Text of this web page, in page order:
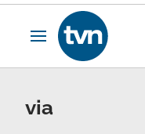
Ir al contenido
Obrir navegació
via